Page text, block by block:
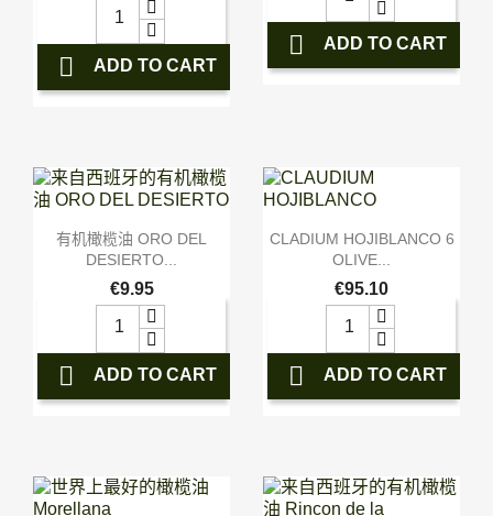
 ADD TO CART
 ADD TO CART
 快速查看
有机橄榄油 ORO DEL
DESIERTO...
€9.95
 ADD TO CART
 快速查看
CLADIUM HOJIBLANCO 6
OLIVE...
€95.10
 ADD TO CART